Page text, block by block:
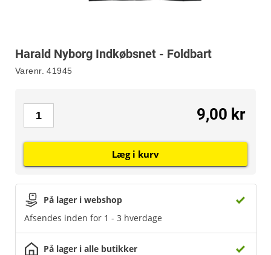
Harald Nyborg Indkøbsnet - Foldbart
Varenr. 41945
På lager i webshop
Afsendes inden for 1 - 3 hverdage
På lager i alle butikker
9,00 kr
Læg i kurv